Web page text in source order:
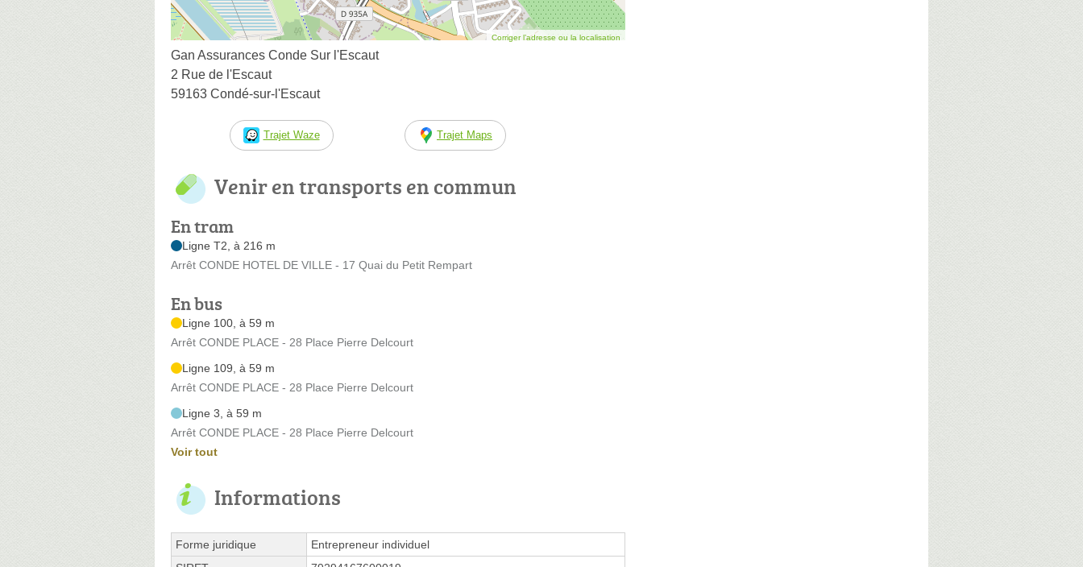
Corriger l’adresse ou la localisation
Gan Assurances Conde Sur l'Escaut
2 Rue de l'Escaut
59163 Condé-sur-l'Escaut
Trajet Waze Trajet Maps
Venir en transports en commun
En tram
Ligne T2, à 216 m
Arrêt CONDE HOTEL DE VILLE - 17 Quai du Petit Rempart
En bus
Ligne 100, à 59 m
Arrêt CONDE PLACE - 28 Place Pierre Delcourt
Ligne 109, à 59 m
Arrêt CONDE PLACE - 28 Place Pierre Delcourt
Ligne 3, à 59 m
Arrêt CONDE PLACE - 28 Place Pierre Delcourt
Voir tout
Informations
Forme juridique
Entrepreneur individuel